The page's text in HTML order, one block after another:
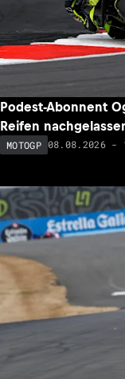
Podest-Abonnent
Reifen
MOTOGP 08.08.2026 -